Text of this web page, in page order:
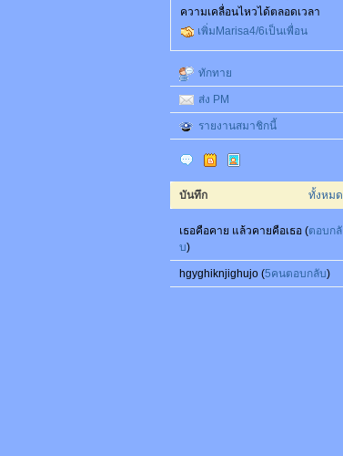
ความเคลื่อนไหวได้ตลอดเวลา
เพิ่มMarisa4/6เป็นเพื่อน
ทักทาย
ส่ง PM
รายงานสมาชิกนี้
ทั้งหมด
บันทึก
เธอคือคาย แล้วคายคือเธอ (ตอบกลั
บ)
hgyghiknjighujo (5คนตอบกลับ)